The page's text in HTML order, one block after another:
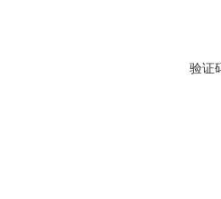
验证